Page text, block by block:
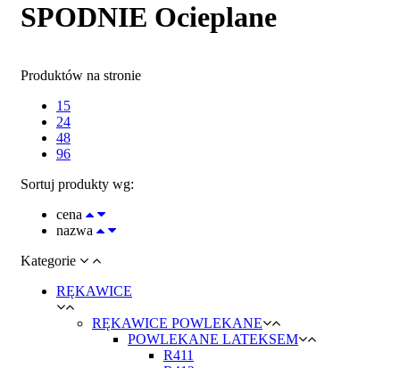
SPODNIE Ocieplane
Produktów na stronie
15
24
48
96
Sortuj produkty wg:
cena
nazwa
Kategorie
RĘKAWICE
RĘKAWICE POWLEKANE
POWLEKANE LATEKSEM
R411